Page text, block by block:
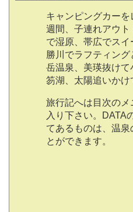
キャンピングカー
週間、子連れアウ
で湿原、帯広でス
勝川でラフティン
岳温泉、美瑛抜け
笏湖、太陽追いかけ
旅行記へは目次の
入り下さい。DATA
てあるものは、温泉
とができます。